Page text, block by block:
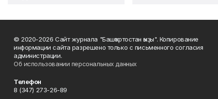
© 2020-2026 Сайт журнала "Башҡортостан ҡыҙы". Копирование
информации сайта разрешено только с письменного согласия
администрации.
Об использовании персональных данных
Телефон
8 (347) 273-26-89